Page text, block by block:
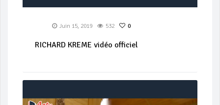
Juin 15, 2019 532 0
RICHARD KREME vidéo officiel